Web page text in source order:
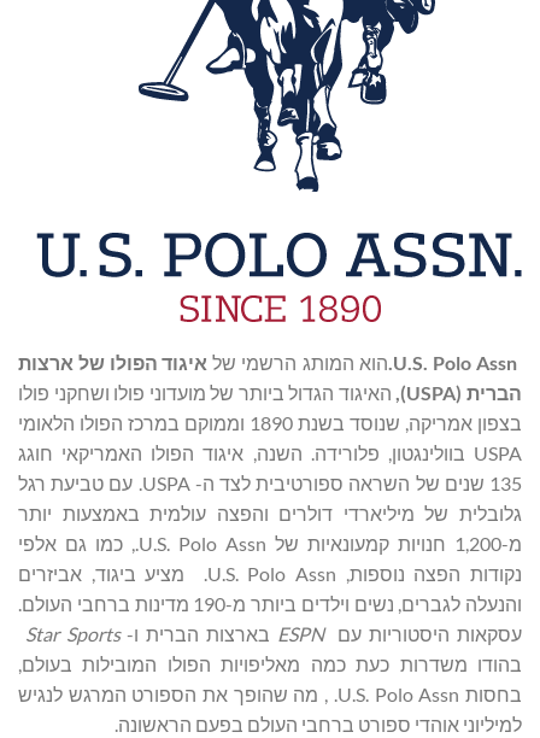
U.S. Polo Assn. הוא המותג הרשמי של איגוד הפולו של ארצות
הברית (USPA),
האיגוד הגדול ביותר של מועדוני פולו ושחקני פולו
בצפון אמריקה, שנוסד בשנת 1890 וממוקם במרכז הפולו הלאומי
USPA בוולינגטון, פלורידה. השנה, איגוד הפולו האמריקאי חוגג
135 שנים של השראה ספורטיבית לצד ה- USPA. עם טביעת רגל
גלובלית של מיליארדי דולרים והפצה עולמית באמצעות יותר
מ-1,200 חנויות קמעונאיות של U.S. Polo Assn., כמו גם אלפי
נקודות הפצה נוספות, U.S. Polo Assn. מציע ביגוד, אביזרים
והנעלה לגברים, נשים וילדים ביותר מ-190 מדינות ברחבי העולם.
עסקאות היסטוריות עםESPN בארצות הברית ו-Star Sports
בהודו משדרות כעת כמה מאליפויות הפולו המובילות בעולם,
בחסות U.S. Polo Assn. , מה שהופך את הספורט המרגש לנגיש
למיליוני אוהדי ספורט ברחבי העולם בפעם הראשונה.